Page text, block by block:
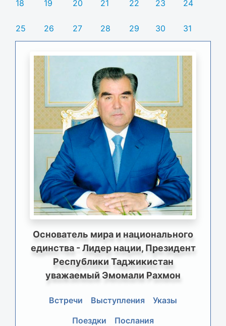
18 19 20 21 22 23 24
25 26 27 28 29 30 31
Основатель мира и национального
единства - Лидер нации, Президент
Республики Таджикистан
уважаемый Эмомали Рахмон
Встречи Выступления
Указы
Поездки
Послания